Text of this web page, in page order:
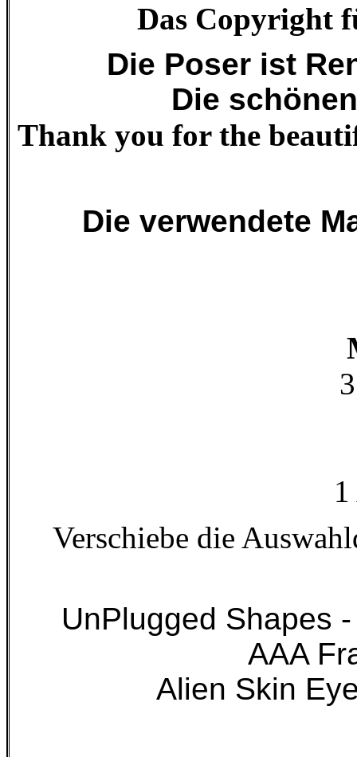
Das Copyright
Die Poser ist
Die
Thank you for the
Die verwendete
Verschiebe die
UnPlugged Shapes
AAA
Alien Skin